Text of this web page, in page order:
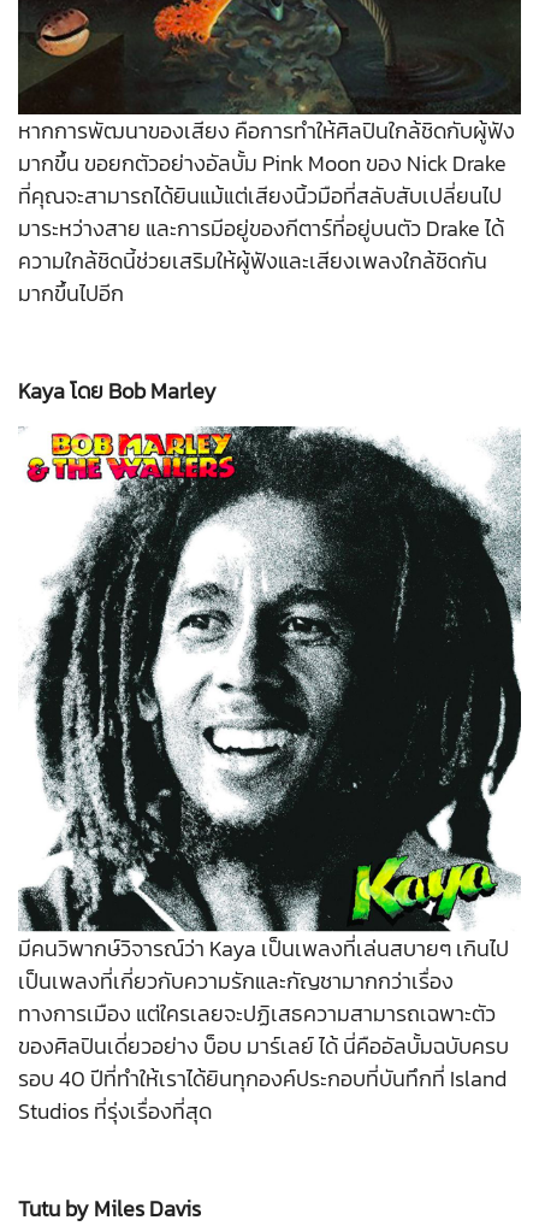
หากการพัฒนาของเสียง คือการทำให้ศิลปินใกล้ชิดกับผู้ฟัง
มากขึ้น ขอยกตัวอย่างอัลบั้ม Pink Moon ของ Nick Drake
ที่คุณจะสามารถได้ยินแม้แต่เสียงนิ้วมือที่สลับสับเปลี่ยนไป
มาระหว่างสาย และการมีอยู่ของกีตาร์ที่อยู่บนตัว Drake ได้
ความใกล้ชิดนี้ช่วยเสริมให้ผู้ฟังและเสียงเพลงใกล้ชิดกัน
มากขึ้นไปอีก
Kaya โดย Bob Marley
มีคนวิพากษ์วิจารณ์ว่า Kaya เป็นเพลงที่เล่นสบายๆ เกินไป
เป็นเพลงที่เกี่ยวกับความรักและกัญชามากกว่าเรื่อง
ทางการเมือง แต่ใครเลยจะปฏิเสธความสามารถเฉพาะตัว
ของศิลปินเดี่ยวอย่าง บ็อบ มาร์เลย์ ได้ นี่คืออัลบั้มฉบับครบ
รอบ 40 ปีที่ทำให้เราได้ยินทุกองค์ประกอบที่บันทึกที่ Island
Studios ที่รุ่งเรื่องที่สุด
Tutu by Miles Davis